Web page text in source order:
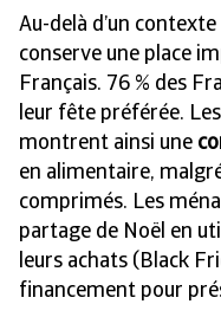
Au-delà d’un
conserve une place
Français. 76 % des
leur fête préférée.
montrent ainsi une
en alimentaire,
comprimés. Les
partage de Noël en
leurs achats (Black
financement pour